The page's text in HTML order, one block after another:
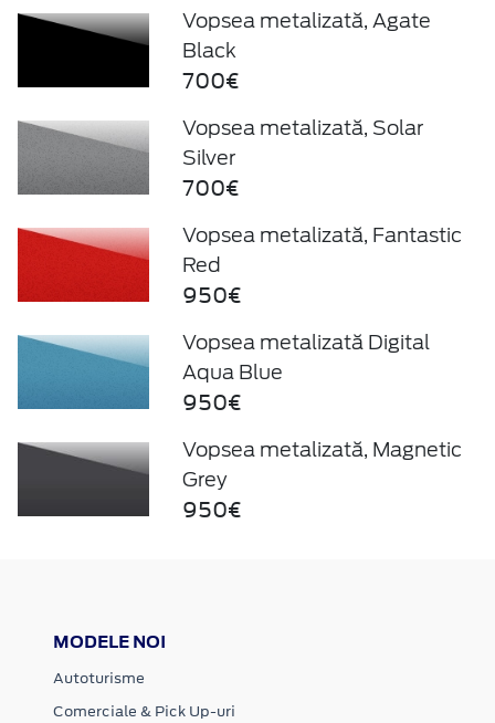
Vopsea metalizată, Agate
Black
700€
Vopsea metalizată, Solar
Silver
700€
Vopsea metalizată, Fantastic
Red
950€
Vopsea metalizată Digital
Aqua Blue
950€
Vopsea metalizată, Magnetic
Grey
950€
MODELE NOI
Autoturisme
Comerciale & Pick Up-uri